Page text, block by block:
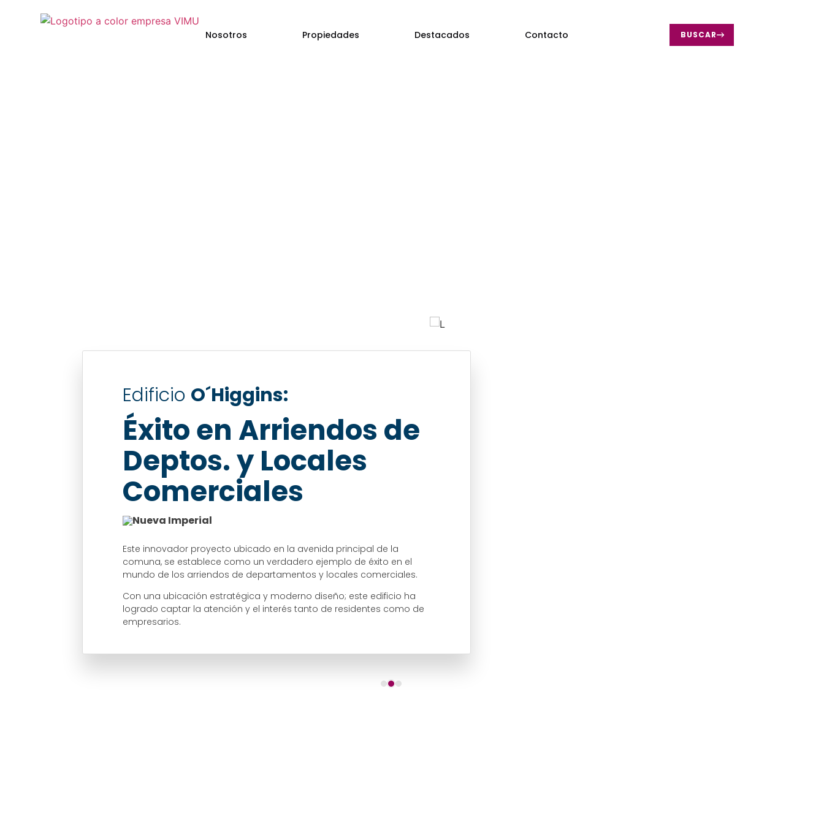
Nosotros Propiedades Destacados Contacto BUSCAR
Edificio O´Higgins:
Éxito en Arriendos de
Deptos. y Locales
Comerciales
Nueva Imperial
Este innovador proyecto ubicado en la avenida principal de la
comuna, se establece como un verdadero ejemplo de éxito en el
mundo de los arriendos de departamentos y locales comerciales.
Con una ubicación estratégica y moderno diseño; este edificio ha
logrado captar la atención y el interés tanto de residentes como de
empresarios.